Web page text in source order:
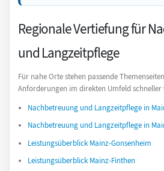
Regionale Vertiefung für
und Langzeitpflege
Für nahe Orte stehen passende
Anforderungen im direkten Umfeld schneller
Nachbetreuung und Langzeitpflege in
Nachbetreuung und Langzeitpflege in
Leistungsüberblick Mainz-Gonsenheim
Leistungsüberblick Mainz-Finthen